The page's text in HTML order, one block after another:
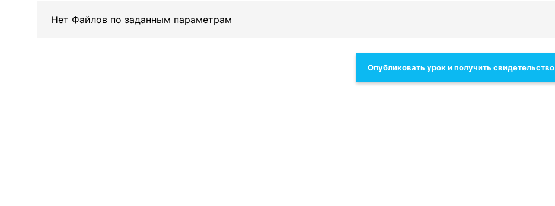
Нет Файлов по заданным параметрам
Опубликовать урок и получить свидетельство